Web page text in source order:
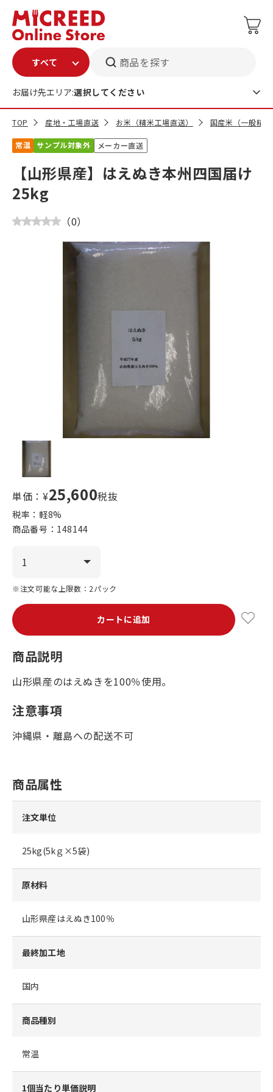
商品を探す
お届け先エリア:選択してください
TOP 産地・工場直送 お米（精米工場直送） 国産米（一般精
常温 サンプル対象外 メーカー直送
【山形県産】はえぬき本州四国届け
25kg
（0）
単価：¥25,600税抜
税率：軽8%
商品番号： 148144
※注文可能な上限数：2パック
カートに追加
商品説明
山形県産のはえぬきを100％使用。
注意事項
沖縄県・離島への配送不可
商品属性
注文単位
25kg(5kｇ×5袋)
原材料
山形県産はえぬき100％
最終加工地
国内
商品種別
常温
1個当たり単価説明